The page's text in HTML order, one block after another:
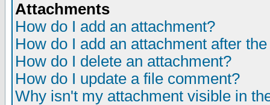
Attachments
How do I add an attachment?
How do I add an attachment after
How do I delete an attachment?
How do I update a file comment?
Why isn't my attachment visible in